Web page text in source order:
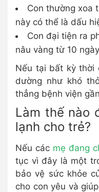
Con thường xoa
này có thể là dấu
Con đại tiện ra
nâu vàng từ 10
Nếu tại bất kỳ thời
dường như khó
thẳng bệnh viện
Làm thế nào
lạnh cho trẻ?
Nếu các mẹ đang
tục vì đây là một
bảo vệ sức khỏe
cho con yêu và